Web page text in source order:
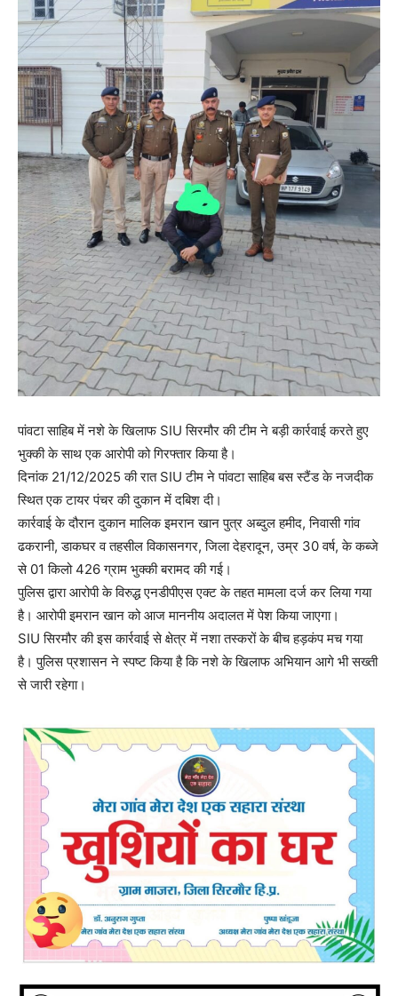
पांवटा साहिब में नशे के खिलाफ SIU सिरमौर की टीम ने बड़ी कार्रवाई करते हुए
भुक्की के साथ एक आरोपी को गिरफ्तार किया है।
दिनांक 21/12/2025 की रात SIU टीम ने पांवटा साहिब बस स्टैंड के नजदीक
स्थित एक टायर पंचर की दुकान में दबिश दी।
कार्रवाई के दौरान दुकान मालिक इमरान खान पुत्र अब्दुल हमीद, निवासी गांव
ढकरानी, डाकघर व तहसील विकासनगर, जिला देहरादून, उम्र 30 वर्ष, के कब्जे
से 01 किलो 426 ग्राम भुक्की बरामद की गई।
पुलिस द्वारा आरोपी के विरुद्ध एनडीपीएस एक्ट के तहत मामला दर्ज कर लिया गया
है। आरोपी इमरान खान को आज माननीय अदालत में पेश किया जाएगा।
SIU सिरमौर की इस कार्रवाई से क्षेत्र में नशा तस्करों के बीच हड़कंप मच गया
है। पुलिस प्रशासन ने स्पष्ट किया है कि नशे के खिलाफ अभियान आगे भी सख्ती
से जारी रहेगा।